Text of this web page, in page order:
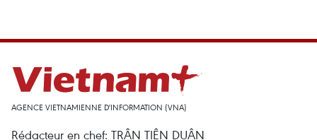
AGENCE VIETNAMIENNE D'INFORMATION (VNA)
Rédacteur en chef: TRÂN TIÊN DUÂN